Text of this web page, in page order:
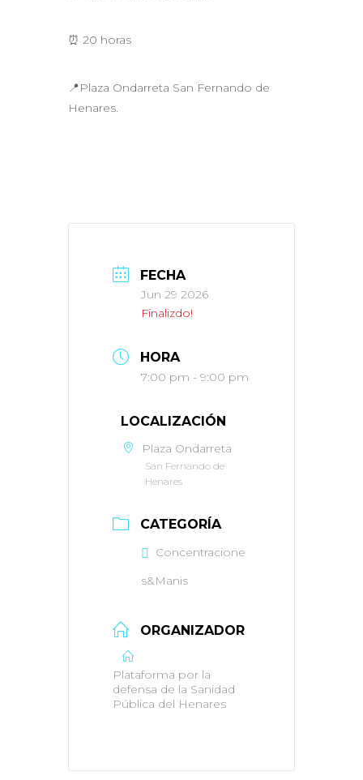
⏰ 20 horas
📍Plaza Ondarreta San Fernando de
Henares.
FECHA
Jun 29 2026
Finalizdo!
HORA
7:00 pm - 9:00 pm
LOCALIZACIÓN
Plaza Ondarreta
San Fernando de
Henares
CATEGORÍA
Concentracione
s&Manis
ORGANIZADOR
Plataforma por la
defensa de la Sanidad
Pública del Henares